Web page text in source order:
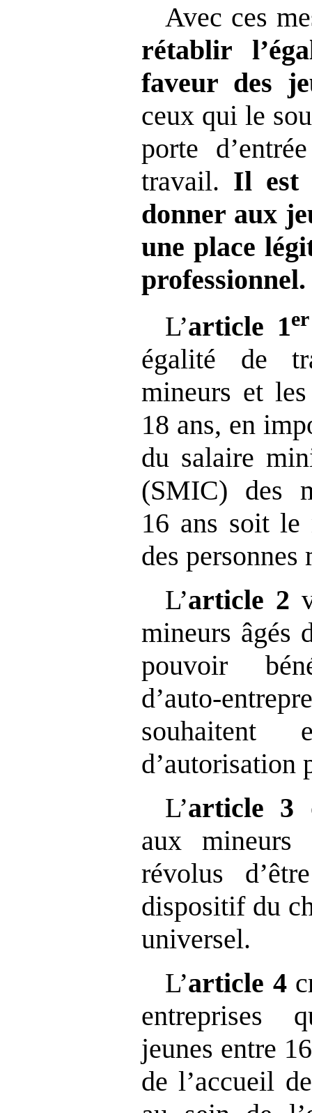
Avec ces
rétablir
faveur des
ceux qui le
porte
travail. Il est
donner aux
une place
professionnel.
L’article 1er
égalité de
mineurs et
18 ans, en
du salaire
(SMIC) des
16 ans soit le
des personnes
L’article 2
mineurs âgés
pouvoir
souhaitent
d’autorisation
L’article 3
aux mineurs
révolus
dispositif du
universel.
L’article 4
entreprises
jeunes entre
de l’accueil